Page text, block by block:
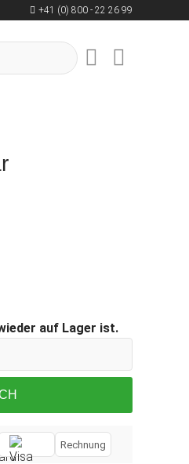
+41 (0) 800 - 22 26 99
auf Lager ist.
Rechnung